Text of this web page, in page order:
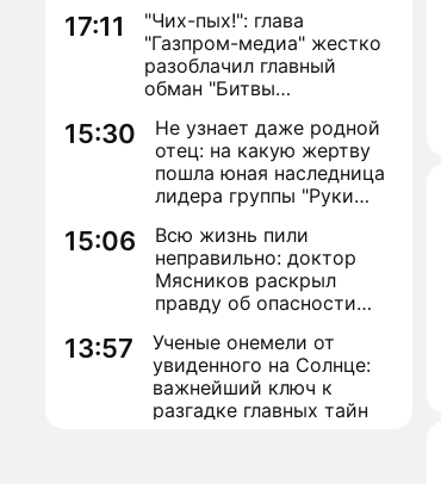
евробюрократии
17:11
"Чих-пых!": глава
"Газпром-медиа" жестко
разоблачил главный
обман "Битвы
15:30
Не узнает даже родной
отец: на какую жертву
пошла юная наследница
лидера группы "Руки
славы
15:06
Всю жизнь пили
неправильно: доктор
Мясников раскрыл
правду об опасности
13:57
Ученые онемели от
увиденного на Солнце:
важнейший ключ к
разгадке главных тайн